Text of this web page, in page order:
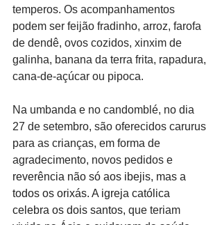
temperos. Os acompanhamentos
podem ser feijão fradinho, arroz, farofa
de dendê, ovos cozidos, xinxim de
galinha, banana da terra frita, rapadura,
cana-de-açúcar ou pipoca.
Na umbanda e no candomblé, no dia
27 de setembro, são oferecidos carurus
para as crianças, em forma de
agradecimento, novos pedidos e
reverência não só aos ibejis, mas a
todos os orixás. A igreja católica
celebra os dois santos, que teriam